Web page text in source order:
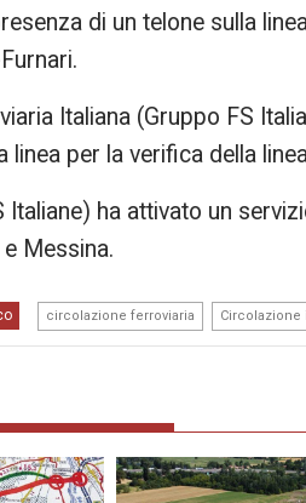
di un telone sulla
Italiana (Gruppo FS
linea per la verifica della
Italiane) ha attivato un
Messina.
circolazione ferroviaria Circolazione